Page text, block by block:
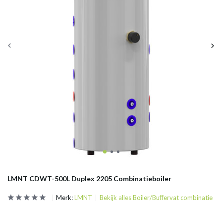
LMNT CDWT-500L Duplex 2205 Combinatieboiler
Merk:LMNT Bekijk alles Boiler/Buffervat combinatie